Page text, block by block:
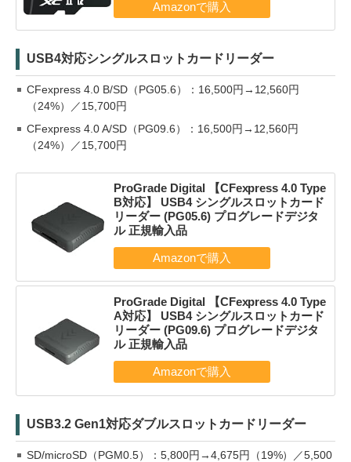
USB4対応シングルスロットカードリーダー
CFexpress 4.0 B/SD（PG05.6）：16,500円→12,560円
（24%）／15,700円
CFexpress 4.0 A/SD（PG09.6）：16,500円→12,560円
（24%）／15,700円
ProGrade Digital 【CFexpress 4.0 Type
B対応】 USB4 シングルスロットカード
リーダー (PG05.6) プログレードデジタ
ル 正規輸入品
ProGrade Digital 【CFexpress 4.0 Type
A対応】 USB4 シングルスロットカード
リーダー (PG09.6) プログレードデジタ
ル 正規輸入品
USB3.2 Gen1対応ダブルスロットカードリーダー
SD/microSD（PGM0.5）：5,800円→4,675円（19%）／5,500